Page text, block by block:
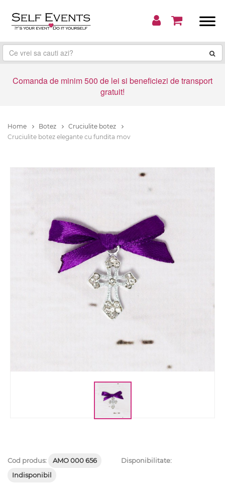
Comanda de minim 500 de lei si beneficiezi de transport
gratuit!
Home Botez
Cruciulite botez
Cruciulite botez elegante cu fundita mov
Cod produs: AMO 000 656
Disponibilitate:
Indisponibil